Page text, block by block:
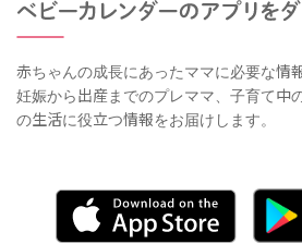
赤ちゃんの成長にあったママに必要な情
妊娠から出産までのプレママ、子育て中
の生活に役立つ情報をお届けします。